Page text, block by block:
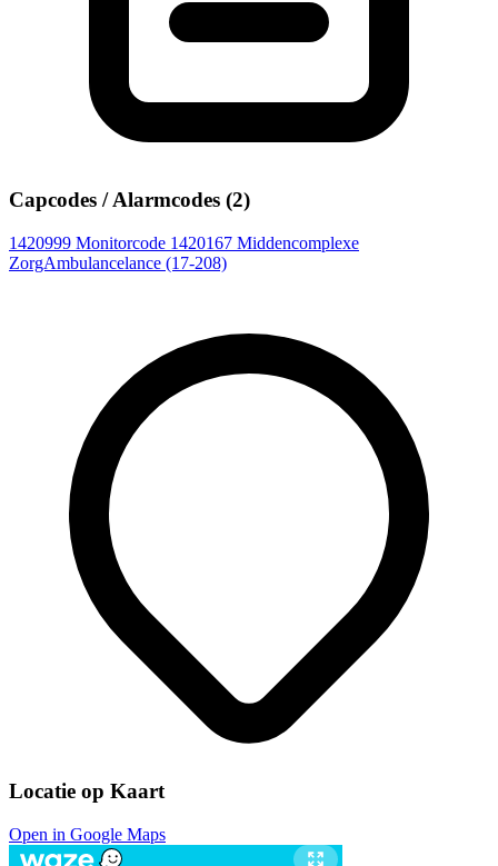
Capcodes / Alarmcodes (2)
1420999 Monitorcode 1420167 Middencomplexe
ZorgAmbulancelance (17-208)
Locatie op Kaart
Open in Google Maps